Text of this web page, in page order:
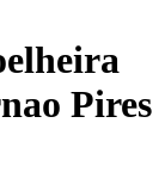
Pires